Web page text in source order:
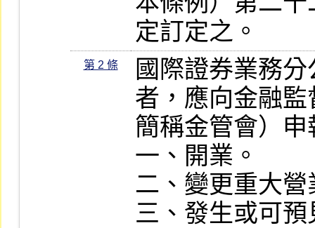
定訂定之。
第 2 條
國際證券業務
者，應向金融
簡稱金管會）
一、開業。
二、變更重大
三、發生或可